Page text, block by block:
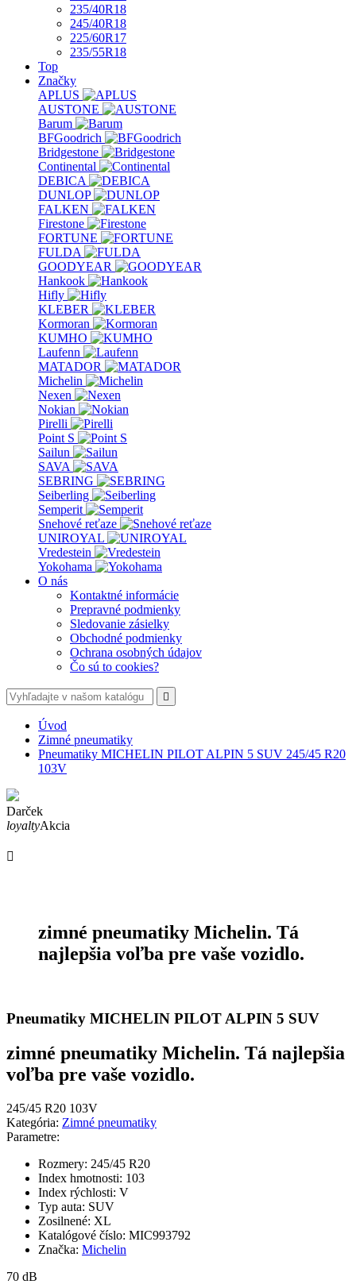
235/40R18
245/40R18
225/60R17
235/55R18
Top
Značky
APLUS
AUSTONE
Barum
BFGoodrich
Bridgestone
Continental
DEBICA
DUNLOP
FALKEN
Firestone
FORTUNE
FULDA
GOODYEAR
Hankook
Hifly
KLEBER
Kormoran
KUMHO
Laufenn
MATADOR
Michelin
Nexen
Nokian
Pirelli
Point S
Sailun
SAVA
SEBRING
Seiberling
Semperit
Snehové reťaze
UNIROYAL
Vredestein
Yokohama
O nás
Kontaktné informácie
Prepravné podmienky
Sledovanie zásielky
Obchodné podmienky
Ochrana osobných údajov
Čo sú to cookies?

Úvod
Zimné pneumatiky
Pneumatiky MICHELIN PILOT ALPIN 5 SUV 245/45 R20
103V
Darček
loyaltyAkcia

zimné pneumatiky Michelin. Tá
najlepšia voľba pre vaše vozidlo.
Pneumatiky MICHELIN PILOT ALPIN 5 SUV
zimné pneumatiky Michelin. Tá najlepšia
voľba pre vaše vozidlo.
245/45 R20 103V
Kategória: Zimné pneumatiky
Parametre:
Rozmery: 245/45 R20
Index hmotnosti: 103
Index rýchlosti: V
Typ auta: SUV
Zosilnené: XL
Katalógové číslo: MIC993792
Značka: Michelin
70 dB